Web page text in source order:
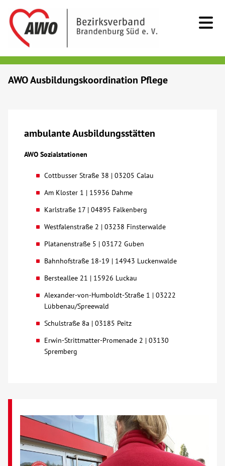
Menschen mit Behinderung
Beratung & Hilfe
Bildung
Über uns
Spenden
Mitmachen
Glossar
Suche
AWO Ausbildungskoordination Pflege
ambulante Ausbildungsstätten
AWO Sozialstationen
Cottbusser Straße 38 | 03205 Calau
Am Kloster 1 | 15936 Dahme
Karlstraße 17 | 04895 Falkenberg
Westfalenstraße 2 | 03238 Finsterwalde
Platanenstraße 5 | 03172 Guben
Bahnhofstraße 18-19 | 14943 Luckenwalde
Bersteallee 21 | 15926 Luckau
Alexander-von-Humboldt-Straße 1 | 03222
Lübbenau/Spreewald
Schulstraße 8a | 03185 Peitz
Erwin-Strittmatter-Promenade 2 | 03130
Spremberg